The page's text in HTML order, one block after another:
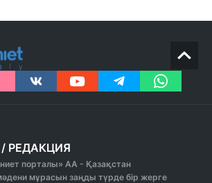
/ РЕДАКЦИЯ
порталы» АА - Қазақстан
мұрасын заңды түрде бір жерге